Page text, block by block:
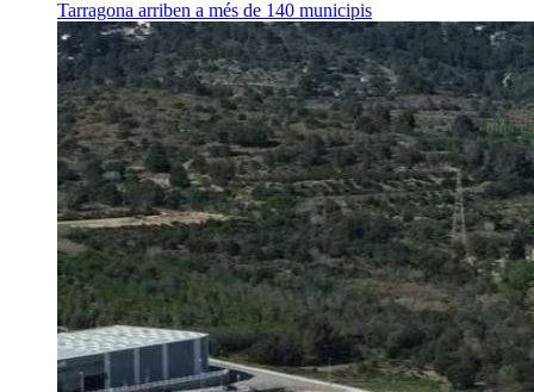
Tarragona arriben a més de 140 municipis